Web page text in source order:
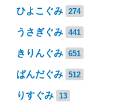
ひよこぐみ 274
うさぎぐみ 441
きりんぐみ 651
ぱんだぐみ 512
りすぐみ 13